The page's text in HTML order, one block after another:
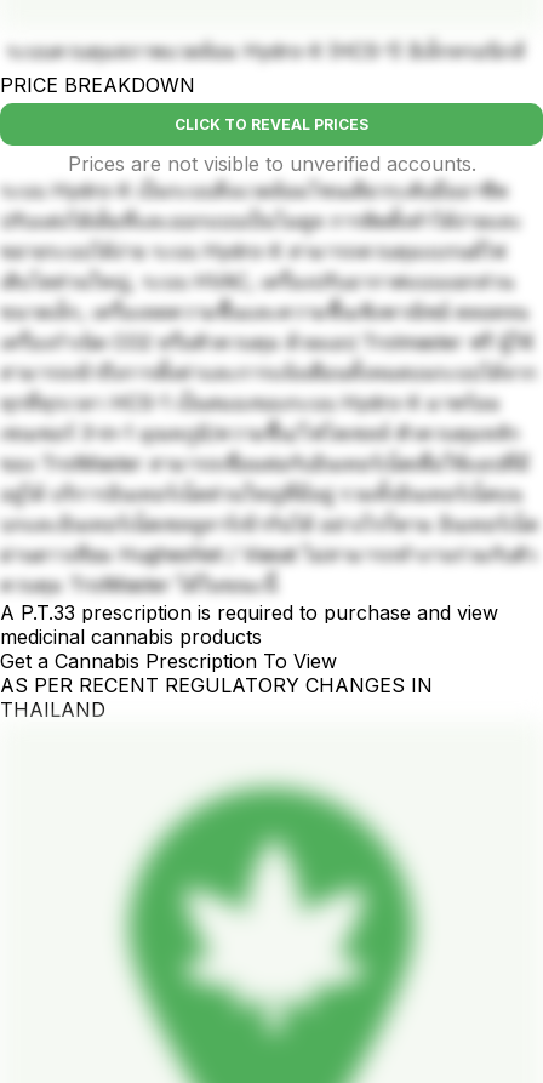
ระบบควบคุมสภาพแวดล้อม Hydro-X (HCS-1) อิเล็กทรอนิกส์
PRICE BREAKDOWN
CLICK TO REVEAL PRICES
Prices are not visible to unverified accounts.
ระบบ Hydro-X เป็นระบบสิ่งแวดล้อมโซนเดียวระดับมืออาชีพ
ปรับแต่งได้เต็มที่และออกแบบเป็นโมดูล การติดตั้งทำได้ง่ายและ
ขยายระบบได้ง่าย ระบบ Hydro-X สามารถควบคุมแบรนด์ไฟ
เติบโตส่วนใหญ่, ระบบ HVAC, เครื่องปรับอากาศแบบแยกส่วน
ขนาดเล็ก, เครื่องลดความชื้นและความชื้นเชิงพาณิชย์ ตลอดจน
เครื่องกำเนิด CO2 หรือตัวควบคุม ด้วยแอป Trolmaster ฟรี ผู้ใช้
สามารถเข้าถึงการตั้งค่าและการแจ้งเตือนทั้งหมดบนระบบได้จาก
ทุกที่ทุกเวลา HCS-1 เป็นสมองของระบบ Hydro-X มาพร้อม
เซนเซอร์ 3-in-1 อุณหภูมิ/ความชื้น/โฟโตเซลล์ ตัวควบคุมหลัก
ของ TrolMaster สามารถเชื่อมต่อกับอินเทอร์เน็ตเพื่อใช้แอปที่มี
อยู่ได้ บริการอินเทอร์เน็ตส่วนใหญ่ที่มีอยู่ รวมทั้งอินเทอร์เน็ตบน
บกและอินเทอร์เน็ตเซลลูลาร์เข้ากันได้ อย่างไรก็ตาม อินเทอร์เน็ต
ผ่านดาวเทียม HughesNet / Viasat ไม่สามารถทำงานร่วมกับตัว
ควบคุม TrolMaster ได้ในขณะนี้
A P.T.33 prescription is required to purchase and view
medicinal cannabis products
Get a Cannabis Prescription To View
AS PER RECENT REGULATORY CHANGES IN
THAILAND